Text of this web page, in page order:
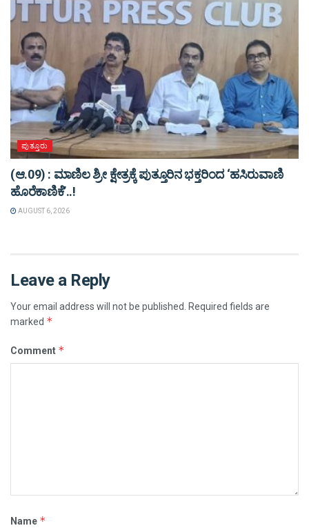
ಪುತ್ತೂರು
(ಆ.09) : ಮಾಣಿಲ ಶ್ರೀ ಕ್ಷೇತ್ರಕ್ಕೆ ಪುತ್ತೂರಿನ ಭಕ್ತರಿಂದ ‘ಹಸಿರುವಾಣಿ
ಹೊರೆಕಾಣಿಕೆ’..!
AUGUST 6, 2026
Leave a Reply
Your email address will not be published. Required fields are
marked *
Comment *
Name *